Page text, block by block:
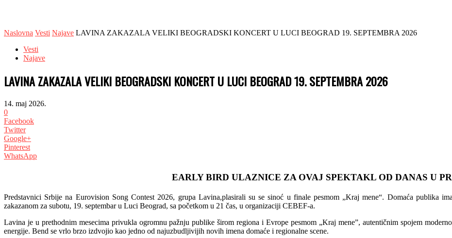
Naslovna Vesti Najave LAVINA ZAKAZALA VELIKI BEOGRADSKI KONCERT U LUCI BEOGRAD 19. SEPTEMBRA 2026
Vesti
Najave
LAVINA ZAKAZALA VELIKI BEOGRADSKI KONCERT U LUCI BEOGRAD 19. SEPTEMBRA 2026
14. maj 2026.
0
Facebook
Twitter
Google+
Pinterest
WhatsApp
EARLY BIRD ULAZNICE ZA OVAJ SPEKTAKL OD DANAS U
Predstavnici Srbije na Eurovision Song Contest 2026, grupa Lavina,plasirali su se sinoć u finale pesmom „Kraj mene“. Domaća publika
zakazanom za subotu, 19. septembar u Luci Beograd, sa početkom u 21 čas, u organizaciji CEBEF-a.
Lavina je u prethodnim mesecima privukla ogromnu pažnju publike širom regiona i Evrope pesmom „Kraj mene”, autentičnim spojem
energije. Bend se vrlo brzo izdvojio kao jedno od najuzbudljivijih novih imena domaće i regionalne scene.